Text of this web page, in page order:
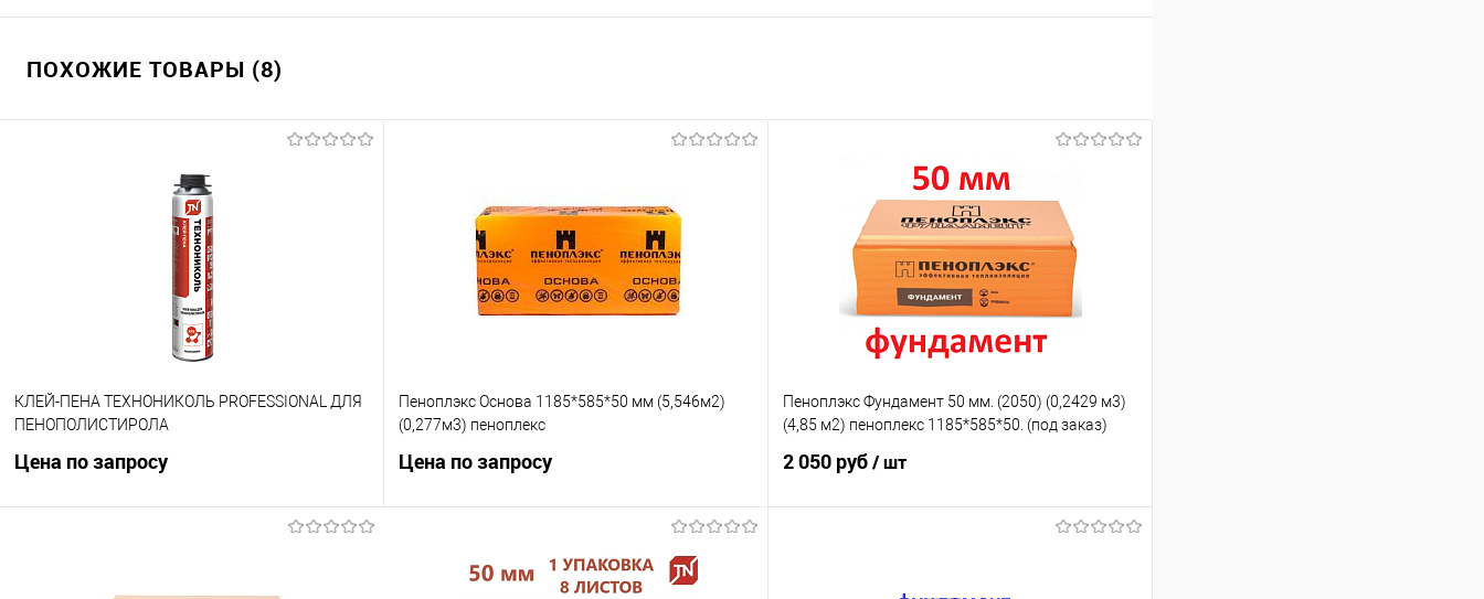
ПОХОЖИЕ ТОВАРЫ (8)
КЛЕЙ-ПЕНА ТЕХНОНИКОЛЬ PROFESSIONAL ДЛЯ
ПЕНОПОЛИСТИРОЛА
Цена по запросу
Пеноплэкс Основа 1185*585*50 мм (5,546м2)
(0,277м3) пеноплекс
Цена по запросу
Пеноплэкс Фундамент 50 мм. (2050) (0,2429 м3)
(4,85 м2) пеноплекс 1185*585*50. (под заказ)
2 050 руб/ шт